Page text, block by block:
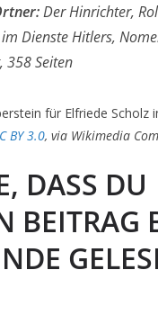
Der Hinrichter,
Dienste Hitlers,
358 Seiten
für Elfriede Scholz
BY 3.0, via Wikimedia
DASS DU
BEITRAG